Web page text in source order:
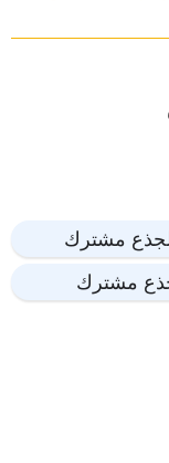
مشترك
مشترك